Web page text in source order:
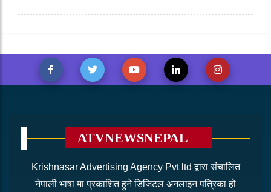
ATVNEWSNEPAL
Krishnasar Advertising Agency Pvt ltd द्वारा संचालित
नेपाली भाषा मा प्रकाशित हुने डिजिटल अनलाइन पत्रिका हो